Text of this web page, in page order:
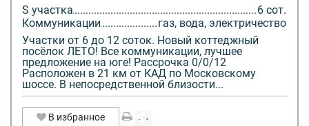
S участка
6 сот.
Коммуникации
газ, вода, электричество
Участки от 6 до 12 соток. Новый коттеджный
посёлок ЛЕТО! Все коммуникации, лучшее
предложение на юге! Рассрочка 0/0/12
Расположен в 21 км от КАД по Московскому
шоссе. В непосредственной близости...
В избранное